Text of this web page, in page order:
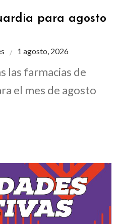
para agosto
1 agosto, 2026
las farmacias de
el mes de agosto